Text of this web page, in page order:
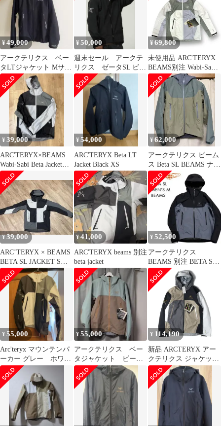
¥49,000
アークテリクス ベー
タLTジャケット Mサイ
ズ ブラック 23/6
¥50,000
週末セール アークテ
リクス ゼータSL ビー
ムス別注 ベータジャ
ケット
¥69,800
未使用品 ARC'TERYX
BEAMS別注 Wabi-Sabi
Beta Jacket ワビサビ ベ
ータジャケット アーク
テリクス 13-18-0124-
729-90-18 M 63911A
¥39,000
ARC'TERYX×BEAMS
Wabi-Sabi Beta Jacket
XL
¥54,000
ARC'TERYX Beta LT
Jacket Black XS
¥62,000
アークテリクス ビーム
ス Beta SL BEAMS ナイ
ロン ジャケット
¥39,000
ARC’TERYX × BEAMS
BETA SL JACKET Sサ
イズ
¥41,000
ARC'TERYX beams 別注
beta jacket
¥ 52,500
アークテリクス
BEAMS 別注 BETA SL
ベータSL 黒 ブラッ
ク M
¥55,000
Arc'teryx マウンテンパ
ーカー グレー ホワイ
ト ブラック ビーム
ス
¥55,000
アークテリクス ベー
タジャケット ビーム
ス別注
¥ 114,190
新品 ARCTERYX アー
クテリクス ジャケット
サイズ:L 22SS BEAMS
ビームス 別注 BETA
JACKET 30010 ベータ
ジャケット ナイロン フ
ーディー マウンテンパ
ーカー GORE-TEX ゴ
アテックス コラボ【メ